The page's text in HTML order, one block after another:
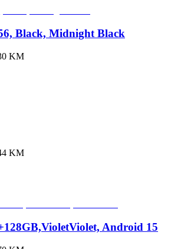
Black, Midnight Black
KM
KM
Android 15